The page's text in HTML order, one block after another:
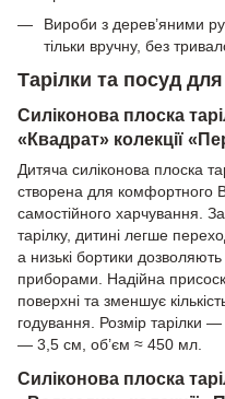
Вироби з дерев’яними
тільки вручну, без
Тарілки та посуд
Силіконова плоска
«Квадрат» колекції
Дитяча силіконова плоска
створена для комфортного
самостійного харчування.
тарілку, дитині легше
а низькі бортики
приборами. Надійна
поверхні та зменшує
годування. Розмір тарілки
— 3,5 см, об’єм ≈ 450 мл.
Силіконова плоска